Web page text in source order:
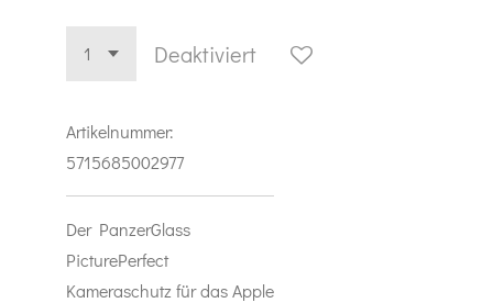
Deaktiviert
Artikelnummer:
5715685002977
Der PanzerGlass
PicturePerfect
Kameraschutz für das Apple